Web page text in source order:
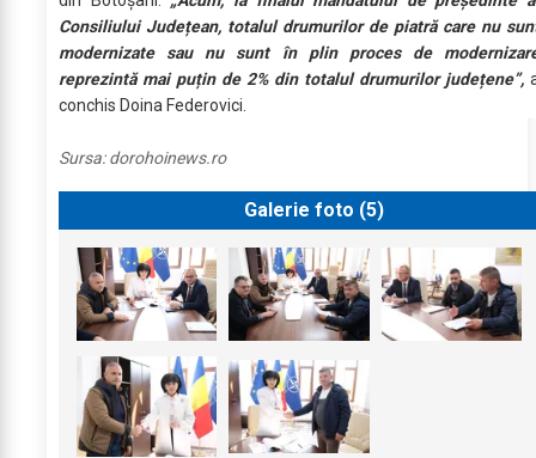
Consiliului Județean, totalul drumurilor de piatră care nu
modernizate sau nu sunt în plin proces de
reprezintă mai puțin de 2% din totalul drumurilor județene”,
conchis Doina Federovici.
Sursa:dorohoinews.ro
Galerie foto (5)